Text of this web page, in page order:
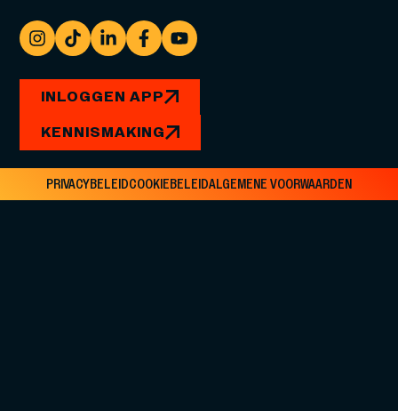
INLOGGEN APP
KENNISMAKING
PRIVACYBELEIDCOOKIEBELEIDALGEMENE VOORWAARDEN